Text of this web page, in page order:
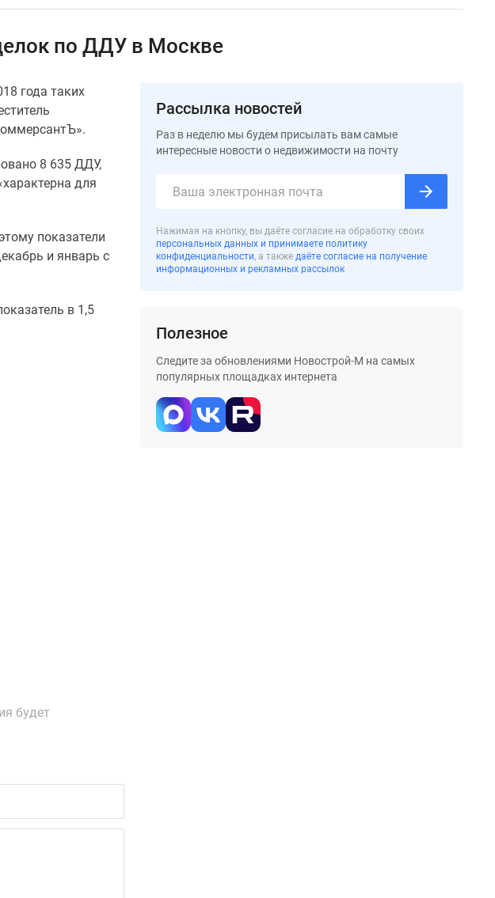
по ДДУ в Москве
года таких
8 635 ДДУ,
для
показатели
и январь с
в 1,5
будет
Рассылка новостей
Раз в неделю мы будем присылать вам самые
интересные новости о недвижимости на почту
Нажимая на кнопку, вы даёте согласие на обработку своих
персональных данных и принимаете политику
конфиденциальности, а также даёте согласие на получение
информационных и рекламных рассылок
Полезное
Следите за обновлениями Новострой-М на самых
популярных площадках интернета